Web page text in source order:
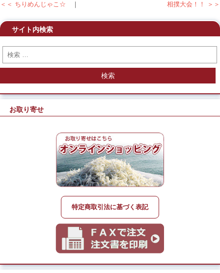
投稿ナビゲーション
＜＜ ちりめんじゃこ☆ ｜ 相撲大会！！ ＞＞
サイト内検索
検索
お取り寄せ
特定商取引法に基づく表記